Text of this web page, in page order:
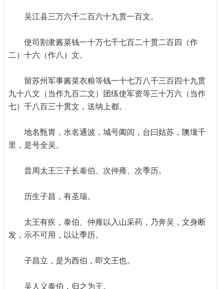
吴江县三万六千二百六十九贯一百文。
使司割隶酱菜钱一十万七千七百二十贯二百四（作
二）十六（作八）文。
留苏州军事酱菜衣粮等钱一十七万八千三百四十九贯
九十八文（当作九百二文）团练使军资等三十万六（当作
七）千八百三十贯文，送纳上都。
地名甄胃，水名通波，城号阖闾，台曰姑苏，隩壤千
里，是号全吴。
昔周太王三子长泰伯、次仲雍、次季历。
历生子昌，有圣瑞。
太王有疾，泰伯、仲雍以入山采药，乃奔吴，文身断
发，示不可用，以让季历。
子昌立，是为西伯，即文王也。
吴人义泰伯，归之为王。